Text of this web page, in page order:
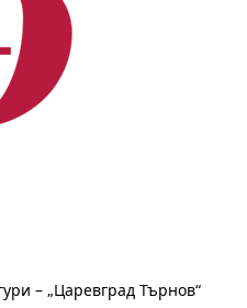
– „Царевград Търнов“